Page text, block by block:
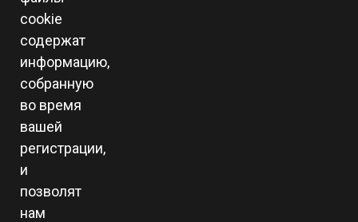
cookie
содержат
информацию,
собранную
во время
вашей
регистрации,
и
позволят
нам